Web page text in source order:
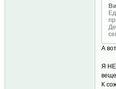
А
Я НЕ
К